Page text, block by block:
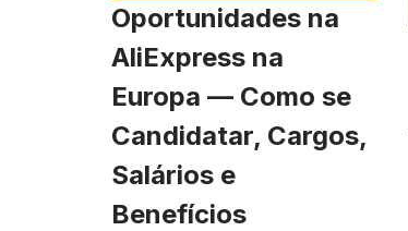
Oportunidades na
AliExpress na
Europa — Como se
Candidatar, Cargos,
Salários e
Benefícios